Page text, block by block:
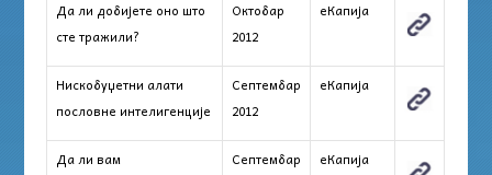
Да ли добијете оно што
сте тражили?
Октобар
2012
еКапија
Нискобуџетни алати
пословне интелигенције
Септембар
2012
еКапија
Да ли вам
Септембар
еКапија